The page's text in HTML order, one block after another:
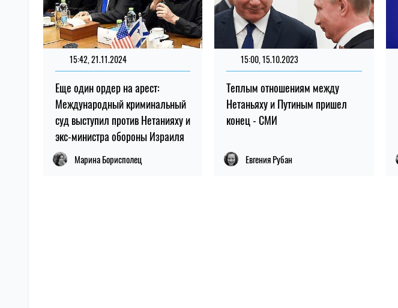
15:42, 21.11.2024
Еще один ордер на арест:
Международный криминальный
суд выступил против Нетанияху и
экс-министра обороны Израиля
Марина Борисполец
15:00, 15.10.2023
Теплым отношениям между
Нетаньяху и Путиным пришел
конец - СМИ
Евгения Рубан